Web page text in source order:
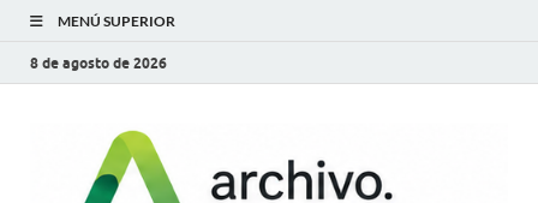
MENÚ SUPERIOR
8 de agosto de 2026